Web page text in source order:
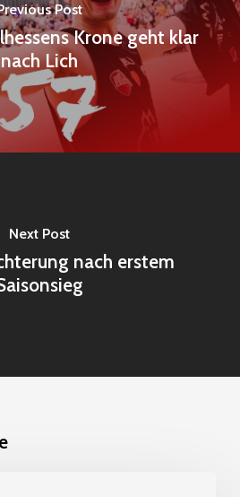
Post
Krone geht klar
nach Lich
Next Post
nach erstem